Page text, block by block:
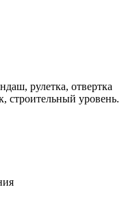
рулетка, отвертка
строительный уровень.